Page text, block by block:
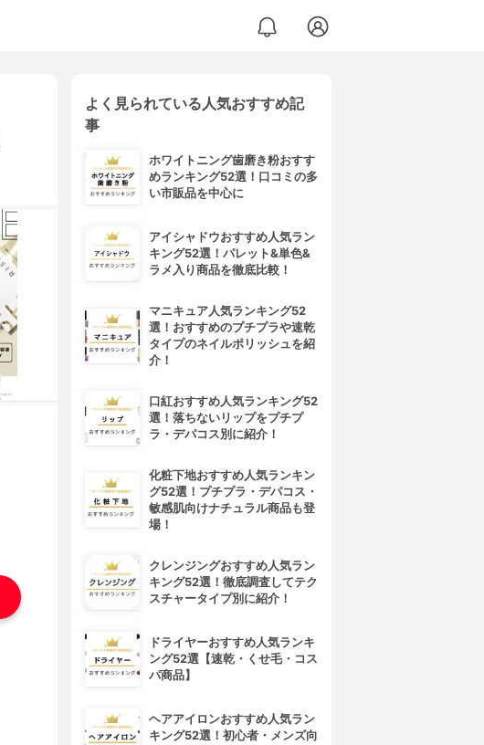
よく見られている人気おすすめ記
事
ホワイトニング歯磨き粉おすす
めランキング52選！口コミの多
い市販品を中心に
アイシャドウおすすめ人気ラン
キング52選！パレット&単色&
ラメ入り商品を徹底比較！
マニキュア人気ランキング52
選！おすすめのプチプラや速乾
タイプのネイルポリッシュを紹
介！
口紅おすすめ人気ランキング52
選！落ちないリップをプチプ
ラ・デパコス別に紹介！
化粧下地おすすめ人気ランキン
グ52選！プチプラ・デパコス・
敏感肌向けナチュラル商品も登
場！
クレンジングおすすめ人気ラン
キング52選！徹底調査してテク
スチャータイプ別に紹介！
ドライヤーおすすめ人気ランキ
ング52選【速乾・くせ毛・コス
パ商品】
ヘアアイロンおすすめ人気ラン
キング52選！初心者・メンズ向